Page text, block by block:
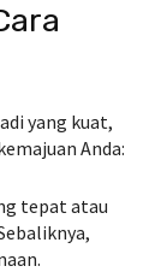
yang kuat,
Anda:
tepat atau